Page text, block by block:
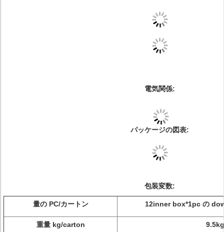
電気関係:
パッケージの図表:
包装変数:
量の PC/カートン 12inner box*1pc の
重量 kg/carton